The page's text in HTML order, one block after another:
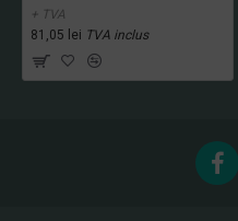
+ TVA
81,05 lei TVA inclus